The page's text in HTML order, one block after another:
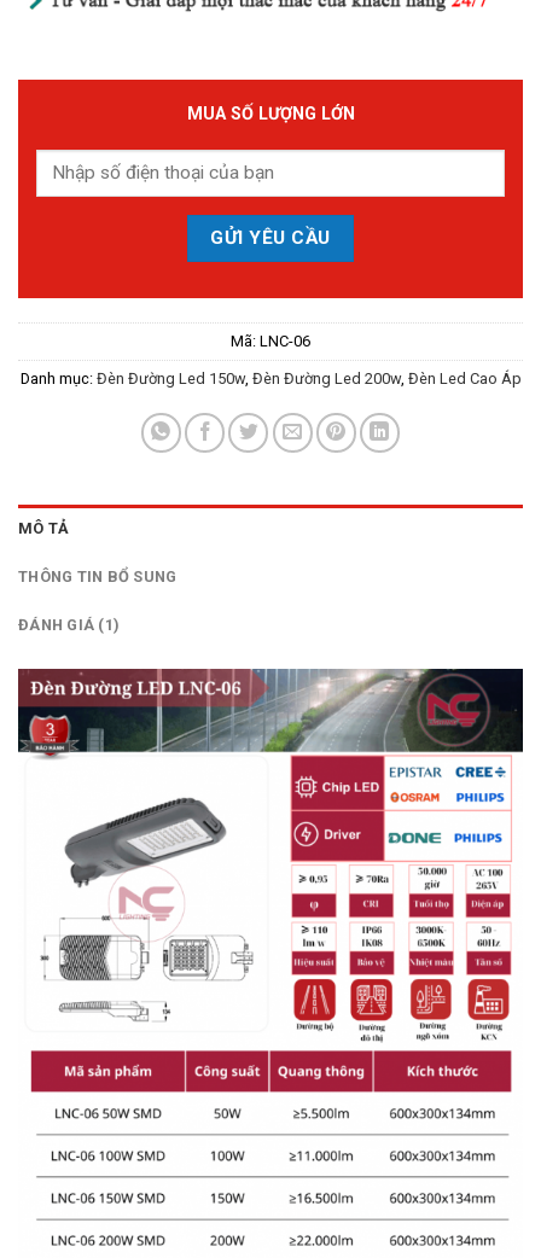
MUA SỐ LƯỢNG LỚN
Mã: LNC-06
Danh mục: Đèn Đường Led 150w, Đèn Đường Led 200w, Đèn Led Cao Áp
MÔ TẢ
THÔNG TIN BỔ SUNG
ĐÁNH GIÁ (1)